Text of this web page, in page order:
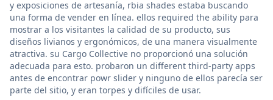
y exposiciones de artesanía, rbia shades estaba buscando
una forma de vender en línea. ellos required the ability para
mostrar a los visitantes la calidad de su producto, sus
diseños livianos y ergonómicos, de una manera visualmente
atractiva. su Cargo Collective no proporcionó una solución
adecuada para esto. probaron un different third-party apps
antes de encontrar powr slider y ninguno de ellos parecía ser
parte del sitio, y eran torpes y difíciles de usar.